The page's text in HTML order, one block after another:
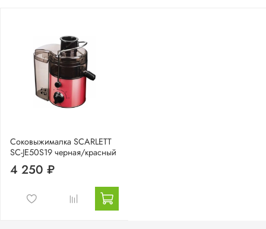
Соковыжималка SCARLETT
SC-JE50S19 черная/красный
4 250 ₽